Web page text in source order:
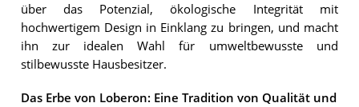
über das Potenzial, ökologische Integrität mit
hochwertigem Design in Einklang zu bringen, und macht
ihn zur idealen Wahl für umweltbewusste und
stilbewusste Hausbesitzer.
Das Erbe von Loberon: Eine Tradition von Qualität und